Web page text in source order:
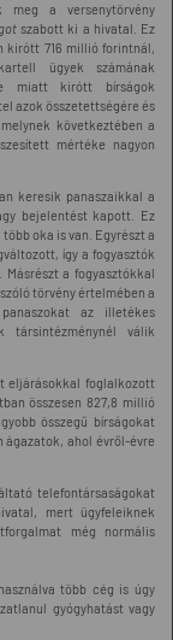
meg a versenytörvény
szabott ki a hivatal. Ez
kirótt 716 millió forintnál,
ügyek számának
miatt kirótt bírságok
azok összetettségére és
következtében a
mértéke nagyon
keresik panaszaikkal a
bejelentést kapott. Ez
oka is van. Egyrészt a
így a fogyasztók
a fogyasztókkal
törvény értelmében a
az illetékes
társintézménynél válik
eljárásokkal foglalkozott
összesen 827,8 millió
összegű bírságokat
ágazatok, ahol évről-évre
telefontársaságokat
mert ügyfeleiknek
még normális
több cég is úgy
gyógyhatást vagy